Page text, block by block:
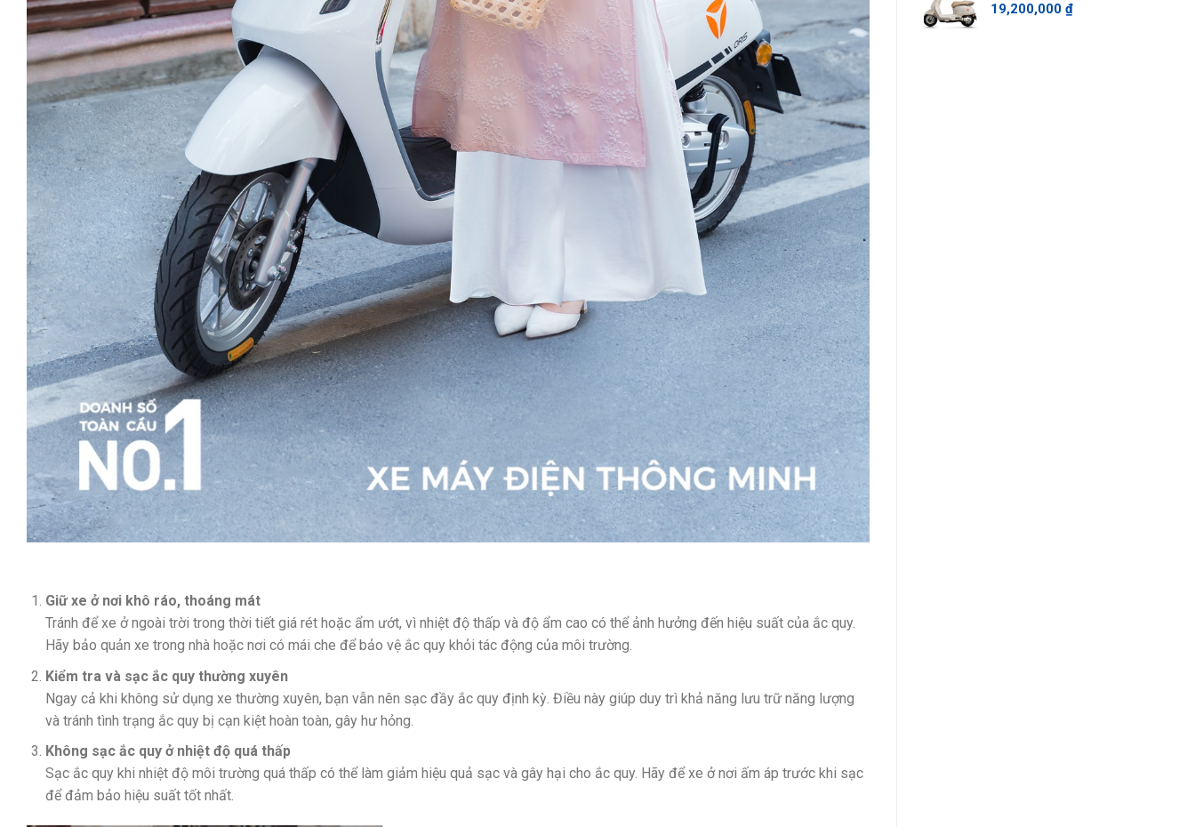
Giữ xe ở nơi khô ráo, thoáng mát
Tránh để xe ở ngoài trời trong thời tiết giá rét hoặc ẩm ướt, vì nhiệt độ thấp và độ ẩm cao có thể ảnh hưởng đến hiệu suất của ắc quy.
Hãy bảo quản xe trong nhà hoặc nơi có mái che để bảo vệ ắc quy khỏi tác động của môi trường.
Kiểm tra và sạc ắc quy thường xuyên
Ngay cả khi không sử dụng xe thường xuyên, bạn vẫn nên sạc đầy ắc quy định kỳ. Điều này giúp duy trì khả năng lưu trữ năng lượng
và tránh tình trạng ắc quy bị cạn kiệt hoàn toàn, gây hư hỏng.
Không sạc ắc quy ở nhiệt độ quá thấp
Sạc ắc quy khi nhiệt độ môi trường quá thấp có thể làm giảm hiệu quả sạc và gây hại cho ắc quy. Hãy để xe ở nơi ấm áp trước khi sạc
để đảm bảo hiệu suất tốt nhất.
19,200,000 ₫